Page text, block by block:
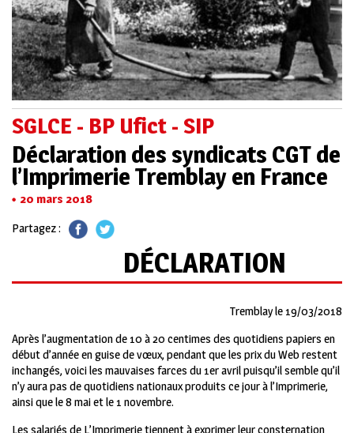
SGLCE - BP Ufict - SIP
Déclaration des syndicats CGT de
l’Imprimerie Tremblay en France
20 mars 2018
Partagez :
DÉCLARATION
Tremblay le 19/03/2018
Après l’augmentation de 10 à 20 centimes des quotidiens papiers en
début d’année en guise de vœux, pendant que les prix du Web restent
inchangés, voici les mauvaises farces du 1er avril puisqu’il semble qu’il
n’y aura pas de quotidiens nationaux produits ce jour à l’Imprimerie,
ainsi que le 8 mai et le 1 novembre.
Les salariés de L’Imprimerie tiennent à exprimer leur consternation